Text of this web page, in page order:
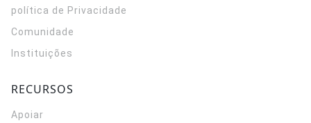
política de Privacidade
Comunidade
Instituições
RECURSOS
Apoiar